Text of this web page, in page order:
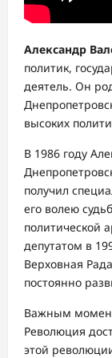
Александр
политик,
деятель. Он
высоких
В 1986 году
получил
его волею
политической
депутатом в
Верховная
постоянно
Важным
Революция
этой